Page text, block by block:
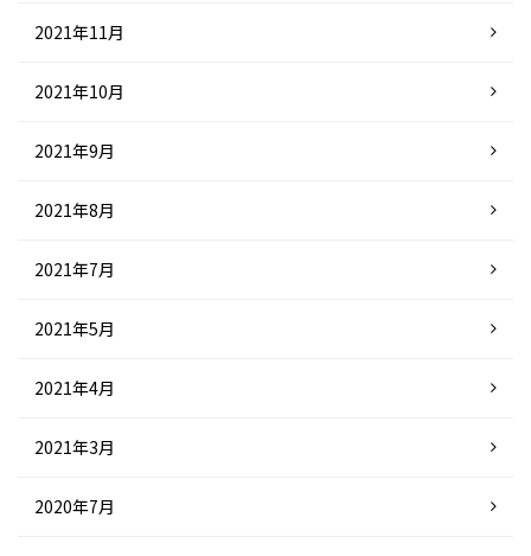
2021年11月
2021年10月
2021年9月
2021年8月
2021年7月
2021年5月
2021年4月
2021年3月
2020年7月